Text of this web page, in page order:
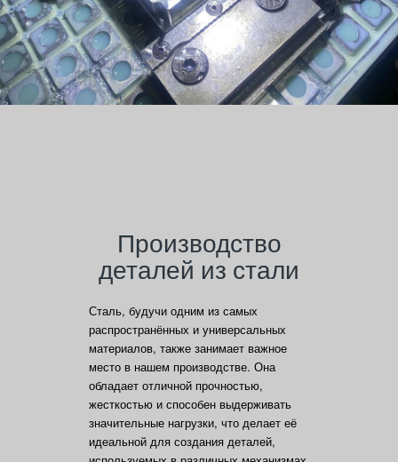
Производство
деталей из стали
Сталь, будучи одним из самых
распространённых и универсальных
материалов, также занимает важное
место в нашем производстве. Она
обладает отличной прочностью,
жесткостью и способен выдерживать
значительные нагрузки, что делает её
идеальной для создания деталей,